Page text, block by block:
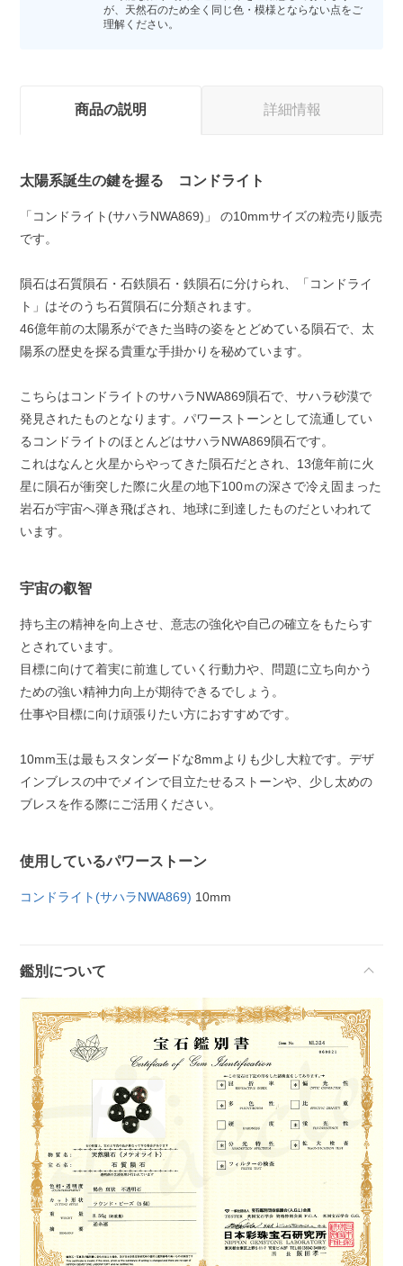
が、天然石のため全く同じ色・模様とならない点をご
理解ください。
商品の説明 詳細情報
太陽系誕生の鍵を握る コンドライト
「コンドライト(サハラNWA869)」 の10mmサイズの粒売り販売
です。
隕石は石質隕石・石鉄隕石・鉄隕石に分けられ、「コンドライ
ト」はそのうち石質隕石に分類されます。
46億年前の太陽系ができた当時の姿をとどめている隕石で、太
陽系の歴史を探る貴重な手掛かりを秘めています。
こちらはコンドライトのサハラNWA869隕石で、サハラ砂漠で
発見されたものとなります。パワーストーンとして流通してい
るコンドライトのほとんどはサハラNWA869隕石です。
これはなんと火星からやってきた隕石だとされ、13億年前に火
星に隕石が衝突した際に火星の地下100ｍの深さで冷え固まった
岩石が宇宙へ弾き飛ばされ、地球に到達したものだといわれて
います。
宇宙の叡智
持ち主の精神を向上させ、意志の強化や自己の確立をもたらす
とされています。
目標に向けて着実に前進していく行動力や、問題に立ち向かう
ための強い精神力向上が期待できるでしょう。
仕事や目標に向け頑張りたい方におすすめです。
10mm玉は最もスタンダードな8mmよりも少し大粒です。デザ
インブレスの中でメインで目立たせるストーンや、少し太めの
ブレスを作る際にご活用ください。
使用しているパワーストーン
コンドライト(サハラNWA869) 10mm
鑑別について